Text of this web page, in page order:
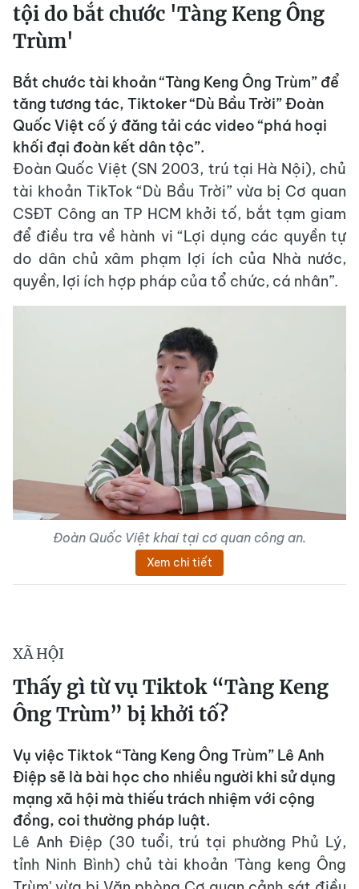
tội do bắt chước 'Tàng Keng Ông
Trùm'
Bắt chước tài khoản “Tàng Keng Ông Trùm” để
tăng tương tác, Tiktoker “Dù Bầu Trời” Đoàn
Quốc Việt cố ý đăng tải các video “phá hoại
khối đại đoàn kết dân tộc”.
Đoàn Quốc Việt (SN 2003, trú tại Hà Nội), chủ
tài khoản TikTok “Dù Bầu Trời” vừa bị Cơ quan
CSĐT Công an TP HCM khởi tố, bắt tạm giam
để điều tra về hành vi “Lợi dụng các quyền tự
do dân chủ xâm phạm lợi ích của Nhà nước,
quyền, lợi ích hợp pháp của tổ chức, cá nhân”.
Đoàn Quốc Việt khai tại cơ quan công an.
Xem chi tiết
XÃ HỘI
Thấy gì từ vụ Tiktok “Tàng Keng
Ông Trùm” bị khởi tố?
Vụ việc Tiktok “Tàng Keng Ông Trùm” Lê Anh
Điệp sẽ là bài học cho nhiều người khi sử dụng
mạng xã hội mà thiếu trách nhiệm với cộng
đồng, coi thường pháp luật.
Lê Anh Điệp (30 tuổi, trú tại phường Phủ Lý,
tỉnh Ninh Bình) chủ tài khoản 'Tàng keng Ông